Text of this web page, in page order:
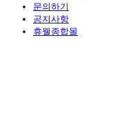
문의하기
공지사항
휴웰종합몰